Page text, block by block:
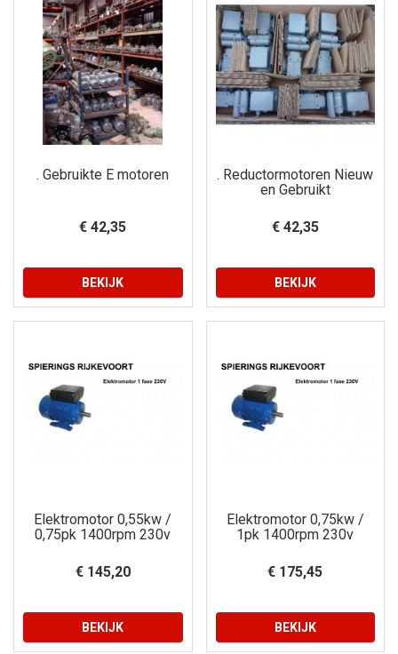
. Gebruikte E motoren
€ 42,35
BEKIJK
. Reductormotoren Nieuw
en Gebruikt
€ 42,35
BEKIJK
Elektromotor 0,55kw /
0,75pk 1400rpm 230v
€ 145,20
BEKIJK
Elektromotor 0,75kw /
1pk 1400rpm 230v
€ 175,45
BEKIJK